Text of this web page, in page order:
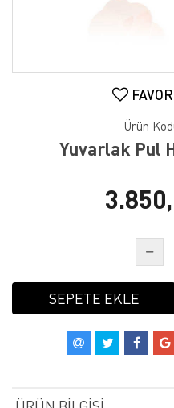
Ürün
Yuvarlak Pul
SEPETE EKLE